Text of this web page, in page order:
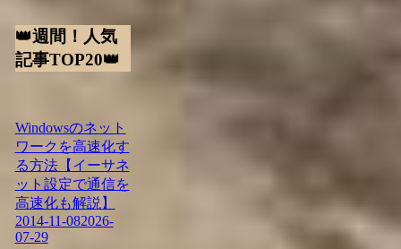
👑週間！人気
記事TOP20👑
Windowsのネット
ワークを高速化す
る方法【イーサネ
ット設定で通信を
高速化も解説】
2014-11-082026-
07-29